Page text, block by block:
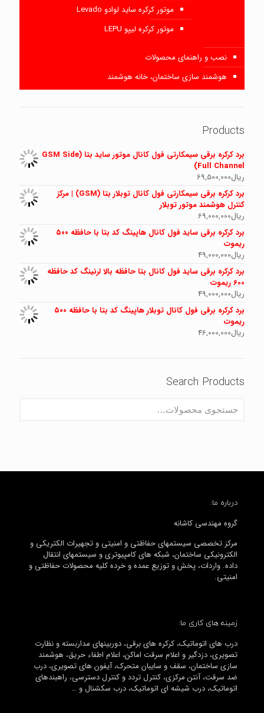
موتور کرکره ساید لوادو Levado
موتور کرکره لیپو LEPU
نصب و راهنمای محصولات
هوشمند سازی ساختمان، خانه هوشمند
Products
برد کرکره برقی سیمکارتی فول کانال موتور ساید بتا (GSM Side
Full Channel)
ریال69,500,000
برد کرکره برقی سیمکارتی فول کانال توبلار بتا (GSM) | مرکز
کنترل هوشمند موتور توبلار
ریال69,000,000
برد کرکره برقی ساید فول کانال هاپینگ کد بتا با حافظه ۵۰۰
ریموت
ریال49,000,000
برد کرکره برقی ساید فول کانال بتا حافظه بالا لرنینگ کد حافظه
600 ریموت
ریال49,000,000
برد کرکره برقی فول کانال توبلار هاپینگ کد بتا با حافظه ۵۰۰
ریموت
ریال46,000,000
Search Products
درباره ما:
گروه مهندسی کاشانه
مرکز تخصصی سیستمهای حفاظتی و امنیتی و تجهیرات الکتریکی و
الکترونیکی ساختمان، شبکه های کامپیوتری و سیستمهای انتقال
داده. واردات، پخش و توزیع عمده و خرده کلیه محصولات حفاظتی و
امنیتی.
زمینه های کاری ما:
درب های اتوماتیک، کرکره های برقی، دوربینهای مداربسته و نظارت
تصویری، دزدگیر و اعلام سرقت اماکن، اعلام اطفاء حریق، هوشمند
سازی ساختمان، سقف و سایبان متحرک، آیفون های تصویری، درب
ضد سرقت، آنتن مرکزی، کنترل تردد و کنترل دسترسی، راهبندهای
اتوماتیک، درب شیشه ای اتوماتیک، درب سکشنال و …